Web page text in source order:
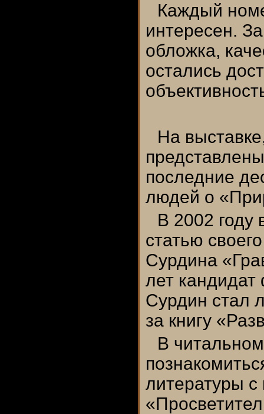
Каждый
интересен.
обложка,
остались
На
последние
людей о
В 2002
статью
Сурдина
лет
Сурдин стал
за книгу
В
литературы